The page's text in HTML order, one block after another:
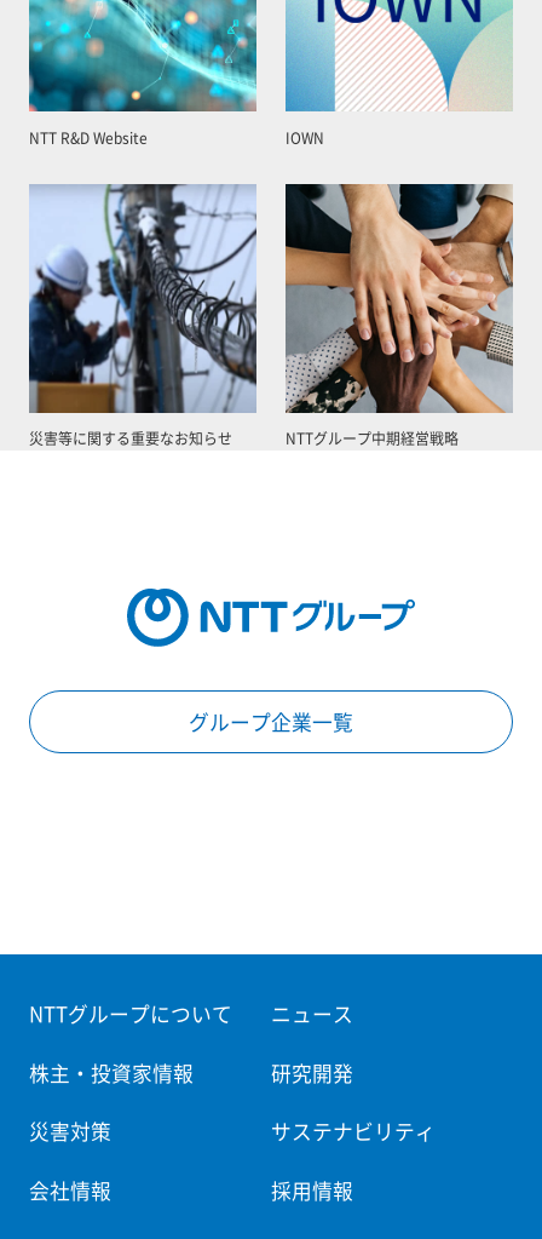
NTT R&D Website IOWN
災害等に関する重要なお知らせ NTTグループ中期経営戦略
グループ企業一覧
NTTグループについて ニュース
株主・投資家情報 研究開発
災害対策 サステナビリティ
会社情報 採用情報